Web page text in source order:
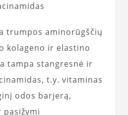
trumpos aminorūgščių
kolageno ir elastino
tampa stangresnė ir
t.y. vitaminas
odos barjerą,